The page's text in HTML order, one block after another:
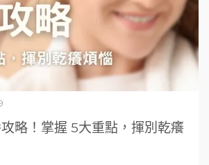
略！掌握 5大重點，揮別乾癢